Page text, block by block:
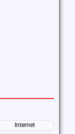
Internet